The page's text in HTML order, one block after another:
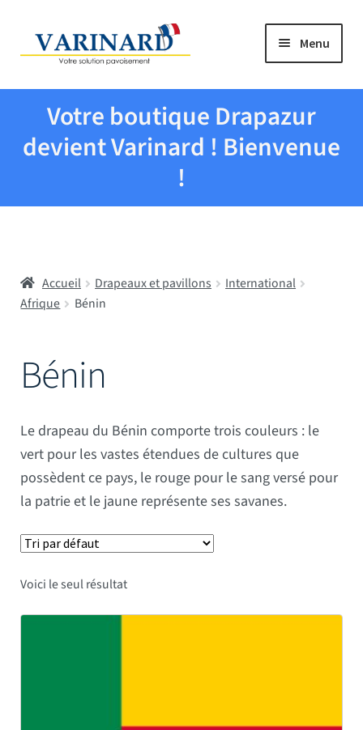
Aller à la navigation
Aller au contenu Menu
Tous les produits
Drapeaux et pavillons
Écoles
Mâts
Votre boutique Drapazur
devient Varinard ! Bienvenue
!
Accueil Drapeaux et pavillons
International
Afrique
Bénin
Bénin
Le drapeau du Bénin comporte trois couleurs : le
vert pour les vastes étendues de cultures que
possèdent ce pays, le rouge pour le sang versé pour
la patrie et le jaune représente ses savanes.
Voici le seul résultat